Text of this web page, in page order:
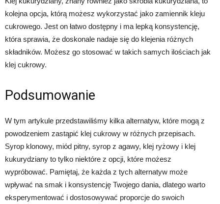
kolejna opcja, którą możesz wykorzystać jako zamiennik kleju
cukrowego. Jest on łatwo dostępny i ma lepką konsystencję,
która sprawia, że doskonale nadaje się do klejenia różnych
składników. Możesz go stosować w takich samych ilościach jak
klej cukrowy.
Podsumowanie
W tym artykule przedstawiliśmy kilka alternatyw, które mogą z
powodzeniem zastąpić klej cukrowy w różnych przepisach.
Syrop klonowy, miód pitny, syrop z agawy, klej ryżowy i klej
kukurydziany to tylko niektóre z opcji, które możesz
wypróbować. Pamiętaj, że każda z tych alternatyw może
wpływać na smak i konsystencję Twojego dania, dlatego warto
eksperymentować i dostosowywać proporcje do swoich